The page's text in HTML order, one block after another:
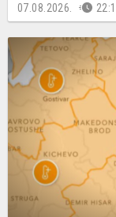
07.08.2026.